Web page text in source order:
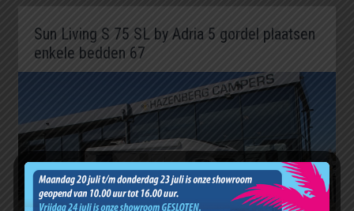
Sun Living S 75 SL by Adria 5 gordel plaatsen
enkele bedden 67